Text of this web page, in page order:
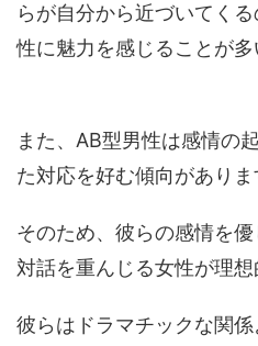
らが自分から近づいてく
性に魅力を感じることが多
また、AB型男性は感情の
た対応を好む傾向がありま
そのため、彼らの感情を
対話を重んじる女性が理想
彼らはドラマチックな関